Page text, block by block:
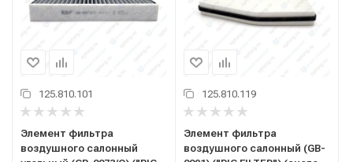
125.810.101
Элемент фильтра
воздушного салонный
125.810.119
Элемент фильтра
воздушного салонный (GB-